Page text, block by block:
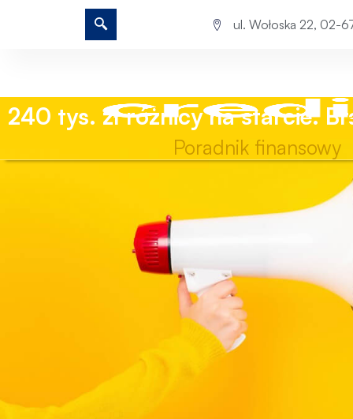
ul. Wołoska 22, 02-
240 tys. zł różnicy na starcie.
Poradnik finansowy